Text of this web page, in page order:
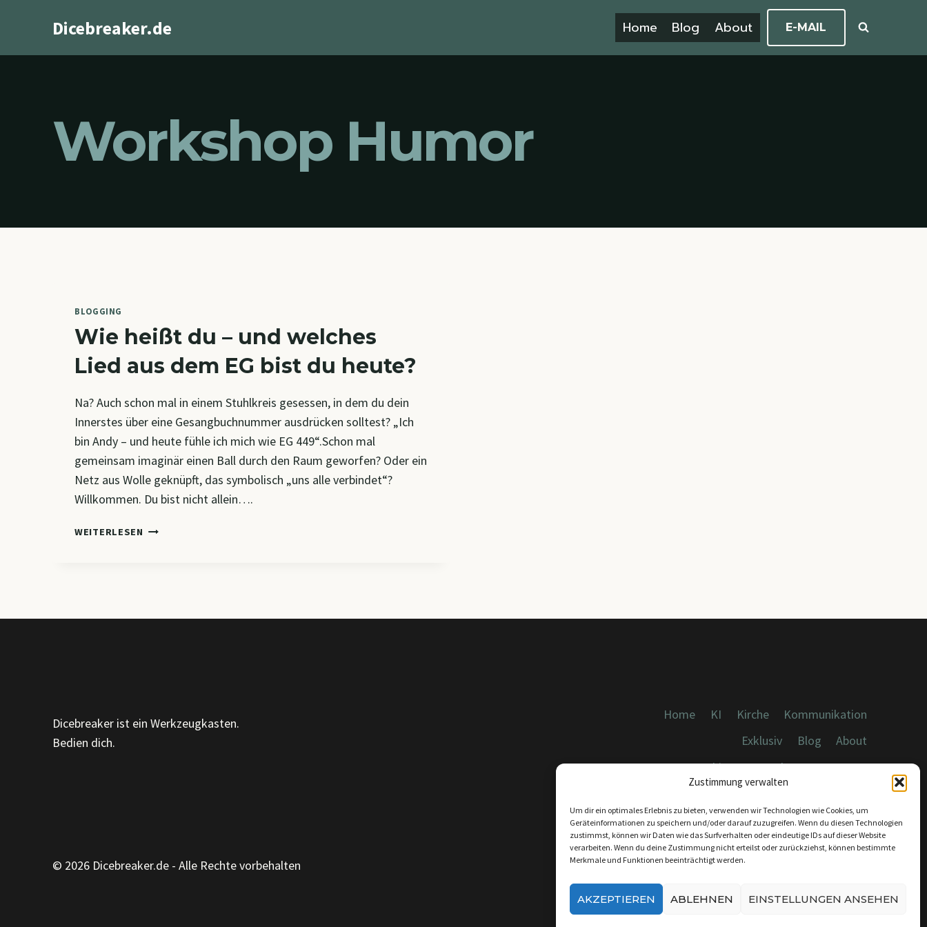
Zustimmung verwalten
Um dir ein optimales Erlebnis zu bieten, verwenden wir Technologien wie Cookies, um
Geräteinformationen zu speichern und/oder darauf zuzugreifen. Wenn du diesen Technologien
zustimmst, können wir Daten wie das Surfverhalten oder eindeutige IDs auf dieser Website
verarbeiten. Wenn du deine Zustimmung nicht erteilst oder zurückziehst, können bestimmte
Merkmale und Funktionen beeinträchtigt werden.
AKZEPTIEREN ABLEHNEN EINSTELLUNGEN ANSEHEN
Dicebreaker.de Home Blog About E-MAIL
Workshop Humor
BLOGGING
Wie heißt du – und welches
Lied aus dem EG bist du heute?
Na? Auch schon mal in einem Stuhlkreis gesessen, in dem du dein
Innerstes über eine Gesangbuchnummer ausdrücken solltest? „Ich
bin Andy – und heute fühle ich mich wie EG 449“.Schon mal
gemeinsam imaginär einen Ball durch den Raum geworfen? Oder ein
Netz aus Wolle geknüpft, das symbolisch „uns alle verbindet“?
Willkommen. Du bist nicht allein….
WEITERLESEN WIE
EUTE?
Dicebreaker ist ein Werkzeugkasten.
Bedien dich.
Home KI Kirche
Kommunikation
Exklusiv
Blog
About
Cookies, Datenschutz, Impressum
© 2026 Dicebreaker.de - Alle Rechte vorbehalten
KONTAKT: